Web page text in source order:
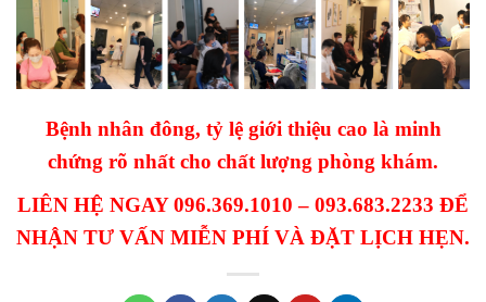
Bệnh nhân đông, tỷ lệ giới thiệu cao là minh
chứng rõ nhất cho chất lượng phòng khám.
LIÊN HỆ NGAY 096.369.1010 – 093.683.2233 ĐỂ
NHẬN TƯ VẤN MIỄN PHÍ VÀ ĐẶT LỊCH HẸN.